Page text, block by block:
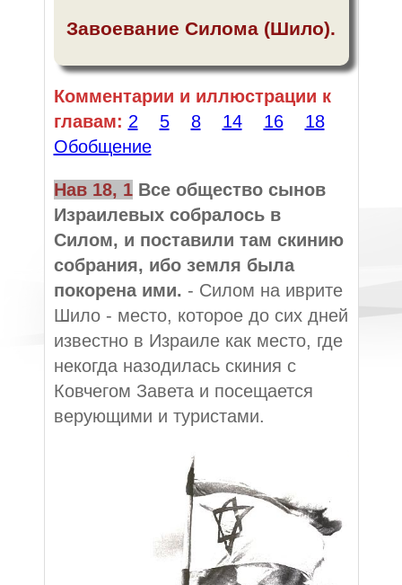
Завоевание Силома (Шило).
Комментарии и иллюстрации к
главам: 2 5 8 14 16
18
Обобщение
Нав 18, 1 Все общество сынов
Израилевых собралось в
Силом, и поставили там скинию
собрания, ибо земля была
покорена ими. - Силом на иврите
Шило - место, которое до сих дней
известно в Израиле как место, где
некогда назодилась скиния с
Ковчегом Завета и посещается
верующими и туристами.